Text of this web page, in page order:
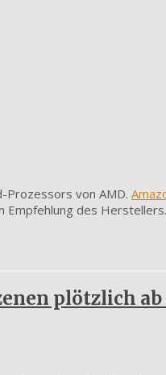
Prozessors von AMD.
des
plötzlich